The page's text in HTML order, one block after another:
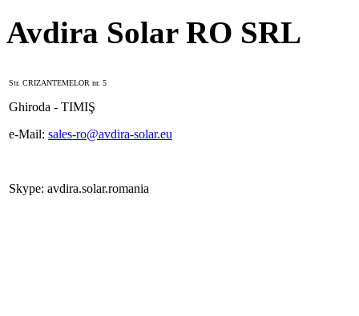
Avdira Solar RO SRL
Str. CRIZANTEMELOR nr. 5
Ghiroda - TIMIŞ
e-Mail: sales-ro@avdira-solar.eu
Skype: avdira.solar.romania